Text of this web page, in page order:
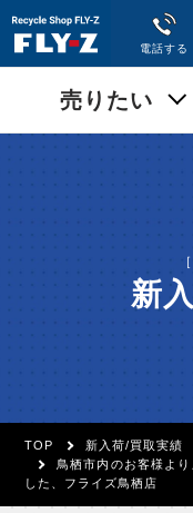
電話する
売りたい
新
TOP
新入荷/買取実績
鳥栖市内のお客様よ
した、フライズ鳥栖店